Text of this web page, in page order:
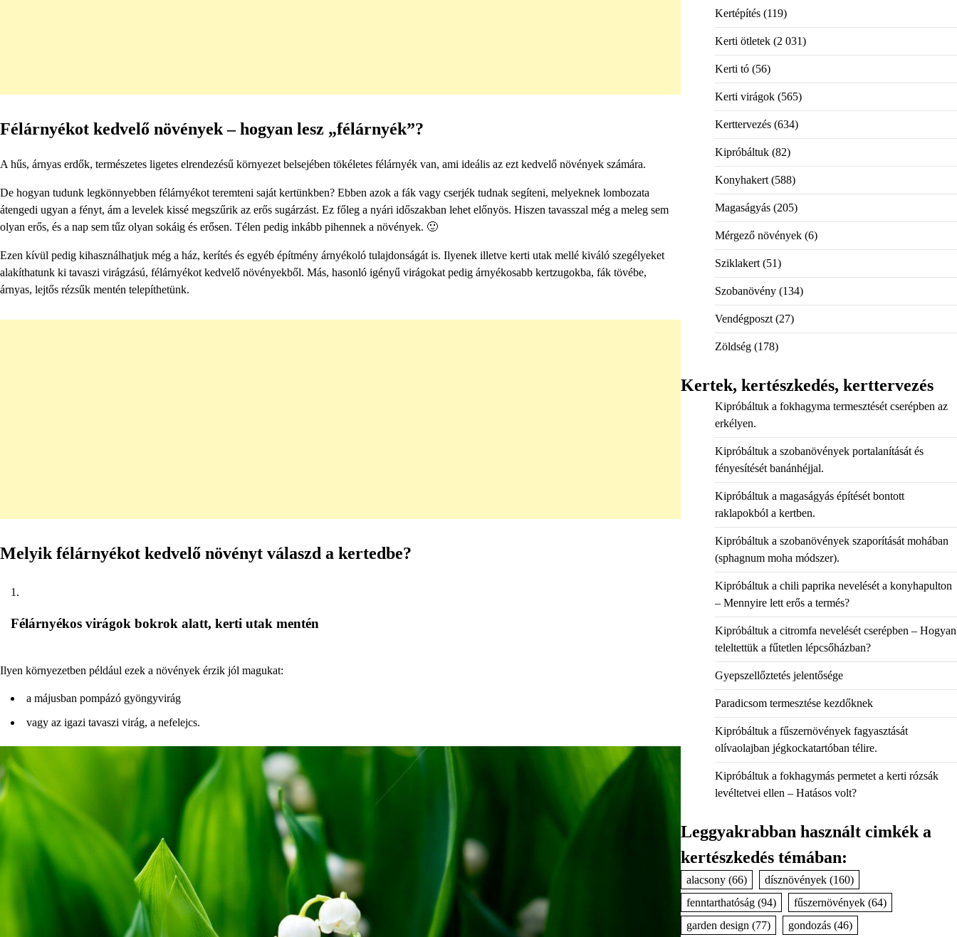
Félárnyékot kedvelő növények – hogyan lesz „félárnyék”?
A hűs, árnyas erdők, természetes ligetes elrendezésű környezet belsejében tökéletes félárnyék van, ami ideális az ezt kedvelő növények számára.
De hogyan tudunk legkönnyebben félárnyékot teremteni saját kertünkben? Ebben azok a fák vagy cserjék tudnak segíteni, melyeknek lombozata
átengedi ugyan a fényt, ám a levelek kissé megszűrik az erős sugárzást. Ez főleg a nyári időszakban lehet előnyös. Hiszen tavasszal még a meleg sem
olyan erős, és a nap sem tűz olyan sokáig és erősen. Télen pedig inkább pihennek a növények. 🙂
Ezen kívül pedig kihasználhatjuk még a ház, kerítés és egyéb építmény árnyékoló tulajdonságát is. Ilyenek illetve kerti utak mellé kiváló szegélyeket
alakíthatunk ki tavaszi virágzású, félárnyékot kedvelő növényekből. Más, hasonló igényű virágokat pedig árnyékosabb kertzugokba, fák tövébe,
árnyas, lejtős rézsűk mentén telepíthetünk.
Melyik félárnyékot kedvelő növényt válaszd a kertedbe?
Félárnyékos virágok bokrok alatt, kerti utak mentén
Ilyen környezetben például ezek a növények érzik jól magukat:
a májusban pompázó gyöngyvirág
vagy az igazi tavaszi virág, a nefelejcs.
Kertépítés(119)
Kerti ötletek(2 031)
Kerti tó(56)
Kerti virágok(565)
Kerttervezés(634)
Kipróbáltuk(82)
Konyhakert(588)
Magaságyás(205)
Mérgező növények(6)
Sziklakert(51)
Szobanövény(134)
Vendégposzt(27)
Zöldség(178)
Kertek, kertészkedés, kerttervezés
Kipróbáltuk a fokhagyma termesztését cserépben az
erkélyen.
Kipróbáltuk a szobanövények portalanítását és
fényesítését banánhéjjal.
Kipróbáltuk a magaságyás építését bontott
raklapokból a kertben.
Kipróbáltuk a szobanövények szaporítását mohában
(sphagnum moha módszer).
Kipróbáltuk a chili paprika nevelését a konyhapulton
– Mennyire lett erős a termés?
Kipróbáltuk a citromfa nevelését cserépben – Hogyan
teleltettük a fűtetlen lépcsőházban?
Gyepszellőztetés jelentősége
Paradicsom termesztése kezdőknek
Kipróbáltuk a fűszernövények fagyasztását
olívaolajban jégkockatartóban télire.
Kipróbáltuk a fokhagymás permetet a kerti rózsák
levéltetvei ellen – Hatásos volt?
Leggyakrabban használt cimkék a
kertészkedés témában:
alacsony(66) dísznövények(160)
fenntarthatóság(94) fűszernövények(64)
garden design (77) gondozás(46)